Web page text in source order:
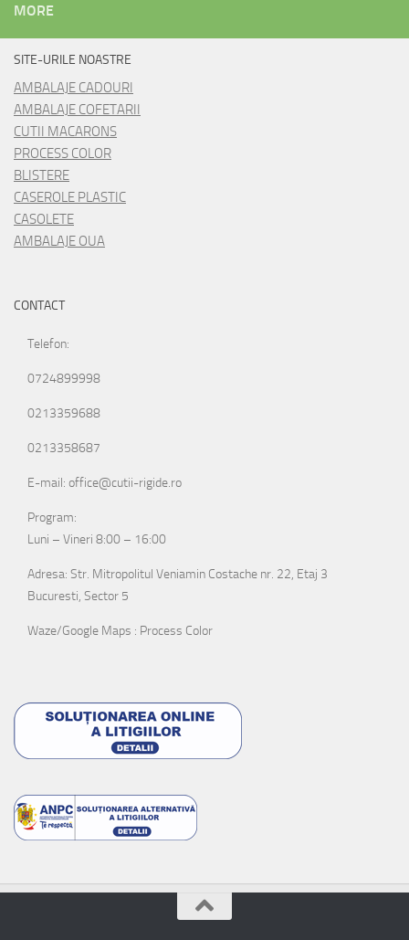
MORE
SITE-URILE NOASTRE
AMBALAJE CADOURI
AMBALAJE COFETARII
CUTII MACARONS
PROCESS COLOR
BLISTERE
CASEROLE PLASTIC
CASOLETE
AMBALAJE OUA
CONTACT
Telefon:
0724899998
0213359688
0213358687
E-mail: office@cutii-rigide.ro
Program:
Luni – Vineri 8:00 – 16:00
Adresa: Str. Mitropolitul Veniamin Costache nr. 22, Etaj 3
Bucuresti, Sector 5
Waze/Google Maps : Process Color